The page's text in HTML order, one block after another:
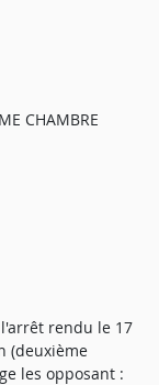
CHAMBRE
rendu le 17
(deuxième
les opposant :